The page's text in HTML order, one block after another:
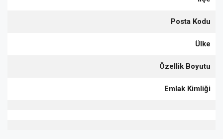
Posta Kodu
Ülke
Özellik Boyutu
Emlak Kimliği